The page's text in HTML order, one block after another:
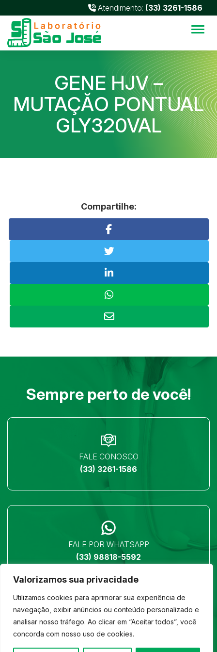
Valorizamos sua privacidade
Utilizamos cookies para aprimorar sua experiência de
navegação, exibir anúncios ou conteúdo personalizado e
analisar nosso tráfego. Ao clicar em “Aceitar todos”, você
concorda com nosso uso de cookies.
Atendimento: (33) 3261-1586
GENE HJV –
MUTAÇĂO PONTUAL
GLY320VAL
Compartilhe:
Sempre perto de você!
FALE CONOSCO
(33) 3261-1586
FALE POR WHATSAPP
(33) 98818-5592
LOCALIZAÇÃO